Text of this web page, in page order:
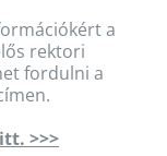
a
rektori
fordulni a
>>>